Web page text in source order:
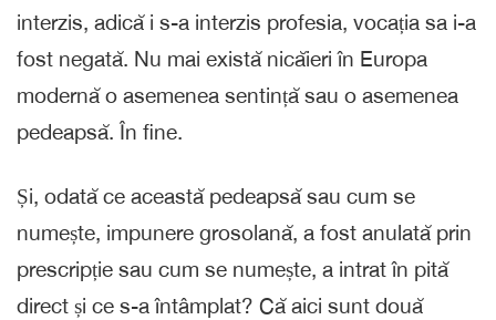
interzis, adică i s-a interzis profesia, vocația sa i-a
fost negată. Nu mai există nicăieri în Europa
modernă o asemenea sentință sau o asemenea
pedeapsă. În fine.
Și, odată ce această pedeapsă sau cum se
numește, impunere grosolană, a fost anulată prin
prescripție sau cum se numește, a intrat în pită
direct și ce s-a întâmplat? Că aici sunt două